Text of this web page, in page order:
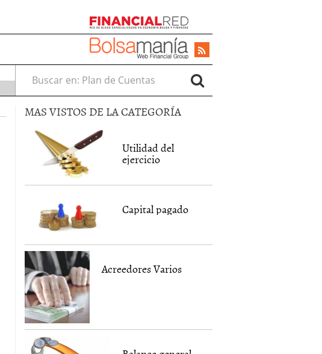
Buscar en:
MAS VISTOS DE LA CATEGORÍA
Utilidad del
ejercicio
Capital pagado
Acreedores Varios